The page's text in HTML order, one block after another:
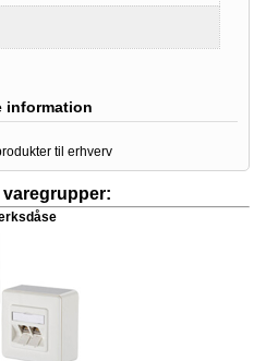
information
til erhverv
varegrupper: